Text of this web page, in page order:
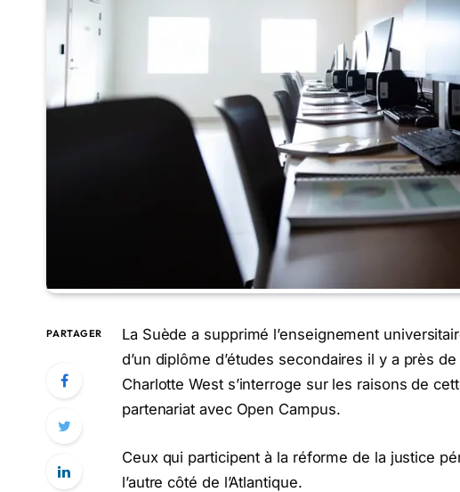
PARTAGER
La Suède a supprimé l’enseignement
d’un diplôme d’études secondaires il y a près
Charlotte West s’interroge sur les raisons de
partenariat avec Open Campus.
Ceux qui participent à la réforme de la justice
l’autre côté de l’Atlantique.